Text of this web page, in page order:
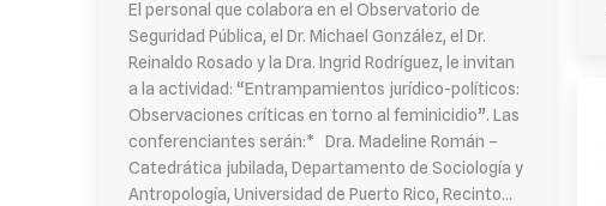
El personal que colabora en el Observatorio de
Seguridad Pública, el Dr. Michael González, el Dr.
Reinaldo Rosado y la Dra. Ingrid Rodríguez, le invitan
a la actividad: “Entrampamientos jurídico-políticos:
Observaciones críticas en torno al feminicidio”. Las
conferenciantes serán:* Dra. Madeline Román –
Catedrática jubilada, Departamento de Sociología y
Antropología, Universidad de Puerto Rico, Recinto…